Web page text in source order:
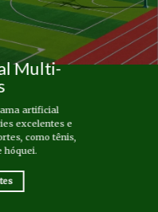
Multi-
artificial
excelentes e
como tênis,
hóquei.